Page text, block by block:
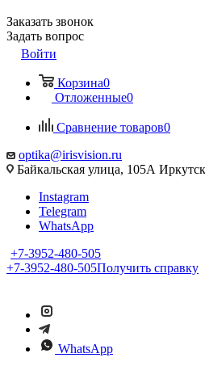
Заказать звонок
Задать вопрос
Войти
Корзина0
Отложенные0
Сравнение товаров0
optika@irisvision.ru
Байкальская улица, 105А
Instagram
Telegram
WhatsApp
+7-3952-480-505
+7-3952-480-505Получить справку
WhatsApp